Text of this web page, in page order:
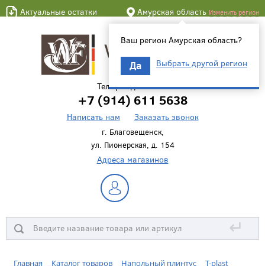
Актуальные остатки Амурская область Изменить регион
Ваш регион Амурская область?
Да Выбрать другой регион
Телефон для связи
+7 (914) 611 5638
Написать нам Заказать звонок
г. Благовещенск,
ул. Пионерская, д. 154
Адреса магазинов
↵
Главная Каталог товаров Напольный плинтус
T-plast